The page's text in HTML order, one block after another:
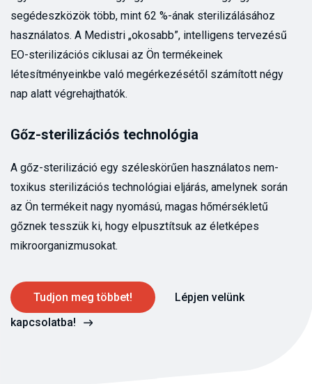
segédeszközök több, mint 62 %-ának sterilizálásához
használatos. A Medistri „okosabb”, intelligens tervezésű
EO-sterilizációs ciklusai az Ön termékeinek
létesítményeinkbe való megérkezésétől számított négy
nap alatt végrehajthatók.
Gőz-sterilizációs technológia
A gőz-sterilizáció egy széleskörűen használatos nem-
toxikus sterilizációs technológiai eljárás, amelynek során
az Ön termékeit nagy nyomású, magas hőmérsékletű
gőznek tesszük ki, hogy elpusztítsuk az életképes
mikroorganizmusokat.
Tudjon meg többet!
Lépjen velünk
kapcsolatba!